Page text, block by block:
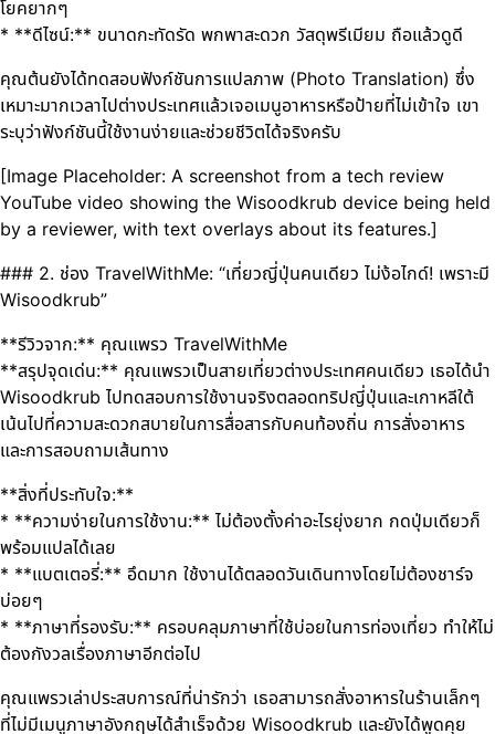
โยคยากๆ
* **ดีไซน์:** ขนาดกะทัดรัด พกพาสะดวก วัสดุพรีเมียม ถือแล้วดูดี
คุณต้นยังได้ทดสอบฟังก์ชันการแปลภาพ (Photo Translation) ซึ่ง
เหมาะมากเวลาไปต่างประเทศแล้วเจอเมนูอาหารหรือป้ายที่ไม่เข้าใจ เขา
ระบุว่าฟังก์ชันนี้ใช้งานง่ายและช่วยชีวิตได้จริงครับ
[Image Placeholder: A screenshot from a tech review
YouTube video showing the Wisoodkrub device being held
by a reviewer, with text overlays about its features.]
### 2. ช่อง TravelWithMe: “เที่ยวญี่ปุ่นคนเดียว ไม่ง้อไกด์! เพราะมี
Wisoodkrub”
**รีวิวจาก:** คุณแพรว TravelWithMe
**สรุปจุดเด่น:** คุณแพรวเป็นสายเที่ยวต่างประเทศคนเดียว เธอได้นำ
Wisoodkrub ไปทดสอบการใช้งานจริงตลอดทริปญี่ปุ่นและเกาหลีใต้
เน้นไปที่ความสะดวกสบายในการสื่อสารกับคนท้องถิ่น การสั่งอาหาร
และการสอบถามเส้นทาง
**สิ่งที่ประทับใจ:**
* **ความง่ายในการใช้งาน:** ไม่ต้องตั้งค่าอะไรยุ่งยาก กดปุ่มเดียวก็
พร้อมแปลได้เลย
* **แบตเตอรี่:** อึดมาก ใช้งานได้ตลอดวันเดินทางโดยไม่ต้องชาร์จ
บ่อยๆ
* **ภาษาที่รองรับ:** ครอบคลุมภาษาที่ใช้บ่อยในการท่องเที่ยว ทำให้ไม่
ต้องกังวลเรื่องภาษาอีกต่อไป
คุณแพรวเล่าประสบการณ์ที่น่ารักว่า เธอสามารถสั่งอาหารในร้านเล็กๆ
ที่ไม่มีเมนูภาษาอังกฤษได้สำเร็จด้วย Wisoodkrub และยังได้พูดคุย